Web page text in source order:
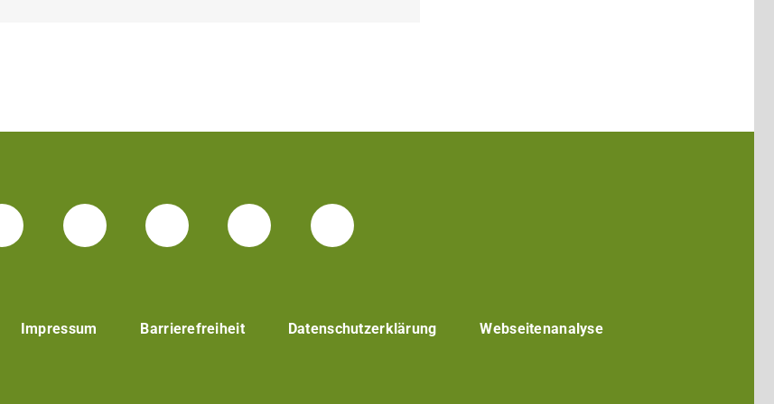
LinkedIn-Seite der TU Darmstadt
Instagram-Kanal der TU Darmstadt
Bluesky-Kanal der TU Darmstadt
Facebook-Seite der TU Darmstadt
YouTube-Kanal der TU Darmstadt
Impressum Barrierefreiheit Datenschutzerklärung Webseitenanalyse